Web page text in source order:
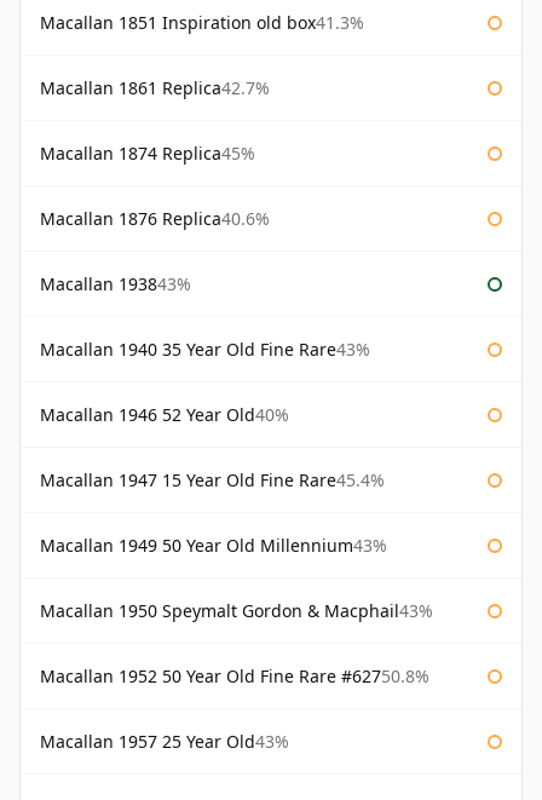
Macallan 1851 Inspiration old box41.3%
Macallan 1861 Replica42.7%
Macallan 1874 Replica45%
Macallan 1876 Replica40.6%
Macallan 193843%
Macallan 1940 35 Year Old Fine Rare43%
Macallan 1946 52 Year Old40%
Macallan 1947 15 Year Old Fine Rare45.4%
Macallan 1949 50 Year Old Millennium43%
Macallan 1950 Speymalt Gordon & Macphail43%
Macallan 1952 50 Year Old Fine Rare #62750.8%
Macallan 1957 25 Year Old43%